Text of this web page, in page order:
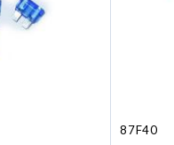
87F40